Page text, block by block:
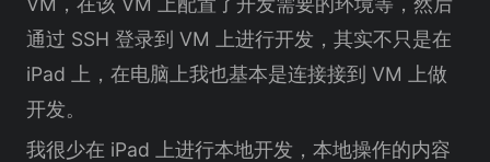
通过 SSH 登录到 VM 上进行开发，其实不只是在
iPad 上，在电脑上我也基本是连接接到 VM 上做
开发。
我很少在 iPad 上进行本地开发，本地操作的内容